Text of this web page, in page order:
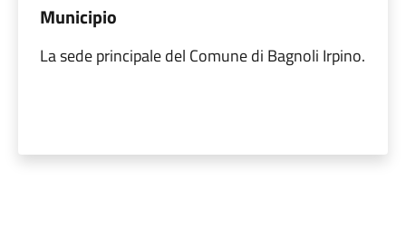
Municipio
La sede principale del Comune di Bagnoli Irpino.